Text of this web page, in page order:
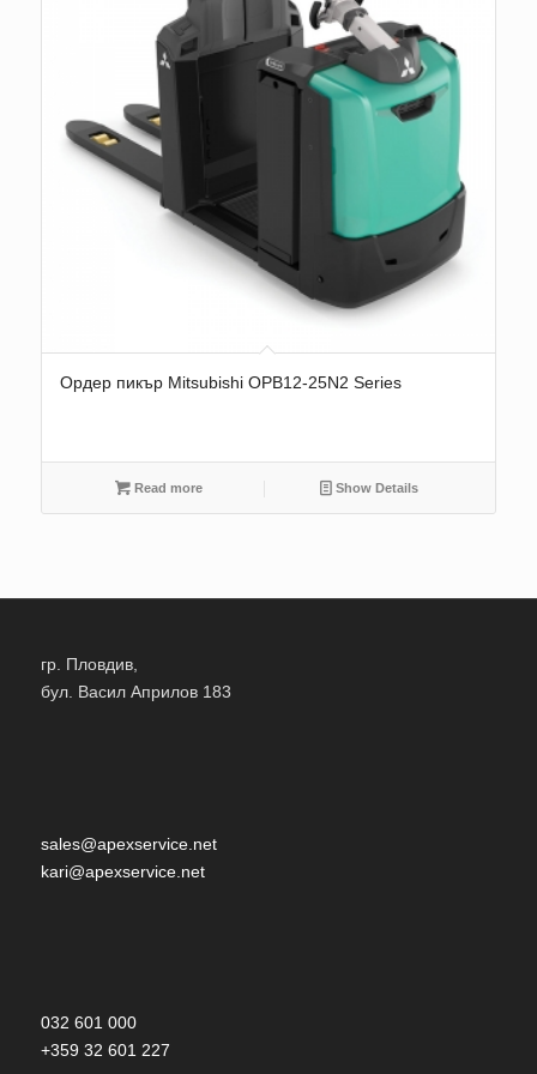
Ордер пикър Mitsubishi OPB12-25N2 Series
Read more Show Details
гр. Пловдив,
бул. Васил Априлов 183
sales@apexservice.net
kari@apexservice.net
032 601 000
+359 32 601 227